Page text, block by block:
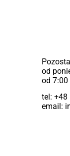
od
od 7:00
tel: +48
email: